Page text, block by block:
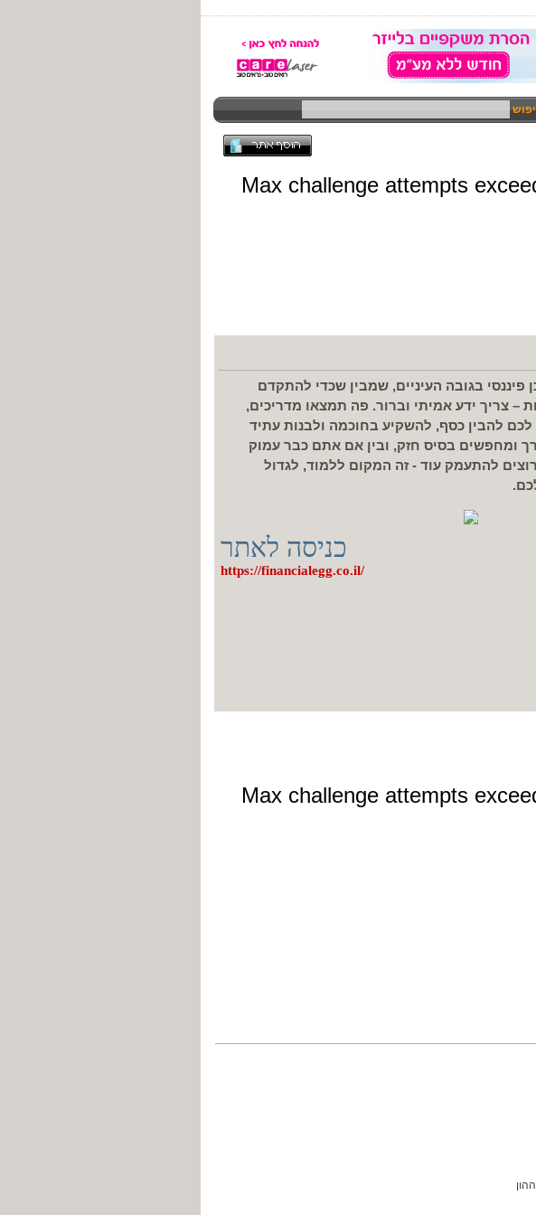
פיננסי בגובה העיניים, שמבין שכדי להתקדם
– צריך ידע אמיתי וברור. פה תמצאו מדריכים,
לכם להבין כסף, להשקיע בחוכמה ולבנות עתיד
ומחפשים בסיס חזק, ובין אם אתם כבר עמוק
להתעמק עוד - זה המקום ללמוד, לגדול
כניסה לאתר
https://financialegg.co.il/